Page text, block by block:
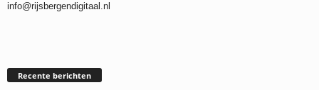
info@rijsbergendigitaal.nl
Recente berichten